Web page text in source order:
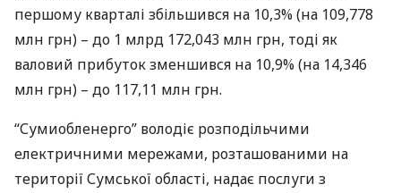
першому кварталі збільшився на 10,3% (на 109,778
млн грн) – до 1 млрд 172,043 млн грн, тоді як
валовий прибуток зменшився на 10,9% (на 14,346
млн грн) – до 117,11 млн грн.
“Сумиобленерго” володіє розподільчими
електричними мережами, розташованими на
території Сумської області, надає послуги з